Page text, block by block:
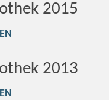
2015
2013